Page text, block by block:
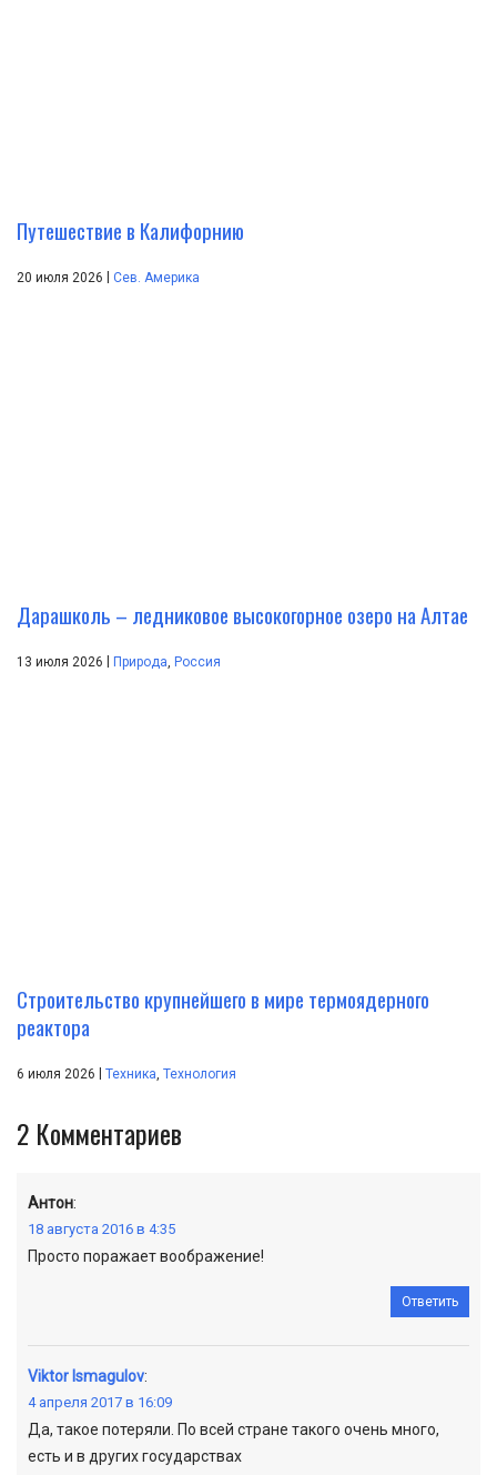
Путешествие в Калифорнию
20 июля 2026 Сев. Америка
Дарашколь – ледниковое высокогорное озеро на Алтае
13 июля 2026 | Природа, Россия
Строительство крупнейшего в мире термоядерного
реактора
6 июля 2026 | Техника Технология
2 Комментариев
Антон:
18 августа 2016 в 4:35
Просто поражает воображение!
Ответить
Viktor Ismagulov:
4 апреля 2017 в 16:09
Да, такое потеряли. По всей стране такого очень много,
есть и в других государствах